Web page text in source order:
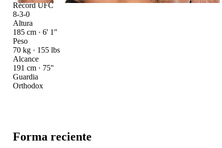
Récord UFC
8-3-0
Altura
185 cm · 6' 1"
Peso
70 kg · 155 lbs
Alcance
191 cm · 75"
Guardia
Orthodox
Forma reciente